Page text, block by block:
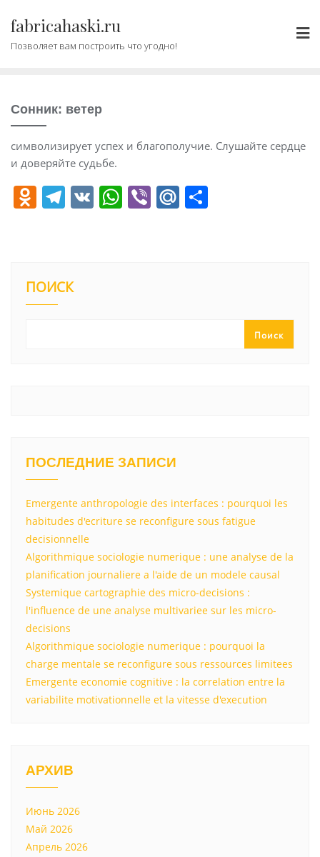
содержимому
fabricahaski.ru
Позволяет вам построить что угодно!
Сонник: ветер
символизирует успех и благополучие. Слушайте сердце
и доверяйте судьбе.
O
kl
a
T
a
V W Vi M
ПОИСК
Поиск
ПОСЛЕДНИЕ ЗАПИСИ
Emergente anthropologie des interfaces : pourquoi les
habitudes d'ecriture se reconfigure sous fatigue
decisionnelle
Algorithmique sociologie numerique : une analyse de la
planification journaliere a l'aide de un modele causal
Systemique cartographie des micro-decisions :
l'influence de une analyse multivariee sur les micro-
decisions
Algorithmique sociologie numerique : pourquoi la
charge mentale se reconfigure sous ressources limitees
Emergente economie cognitive : la correlation entre la
variabilite motivationnelle et la vitesse d'execution
АРХИВ
Июнь 2026
Май 2026
Апрель 2026